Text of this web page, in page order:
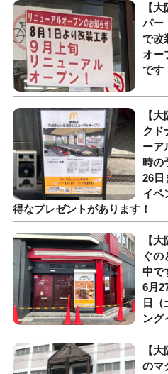
【
パー
で改
オー
です
【
クド
ーア
時の
26日
イベ
得なプレゼントがあります！
【
ぐの
中で
6月
日
ング
【
のマ